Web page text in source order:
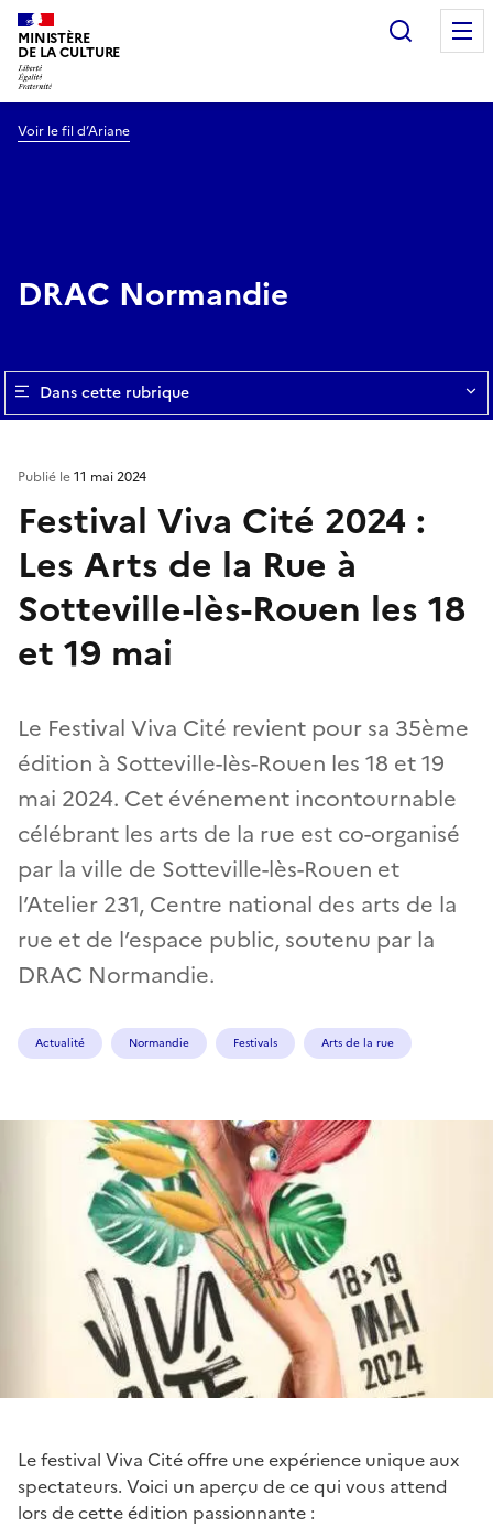
MINISTÈRE
DE LA CULTURE
Voir le fil d’Ariane
DRAC Normandie
Dans cette rubrique
Festival Viva Cité 2024 :
Les Arts de la Rue à
Sotteville-lès-Rouen les 18
et 19 mai
Le Festival Viva Cité revient pour sa 35ème
édition à Sotteville-lès-Rouen les 18 et 19
mai 2024. Cet événement incontournable
célébrant les arts de la rue est co-organisé
par la ville de Sotteville-lès-Rouen et
l’Atelier 231, Centre national des arts de la
rue et de l’espace public, soutenu par la
DRAC Normandie.
Publié le11 mai 2024
Actualité Normandie Festivals Arts de la rue
Le festival Viva Cité offre une expérience unique aux
spectateurs. Voici un aperçu de ce qui vous attend
lors de cette édition passionnante :